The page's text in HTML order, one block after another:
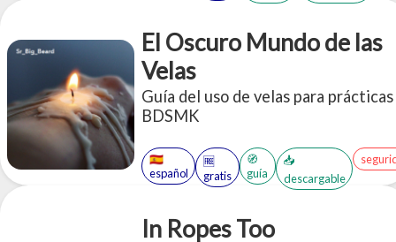
El Oscuro Mundo de las
Velas
Guía del uso de velas para prácticas
BDSMK
🇪🇸
español
🆓
gratis
🧭
guía
📥
descargable
In Ropes Too